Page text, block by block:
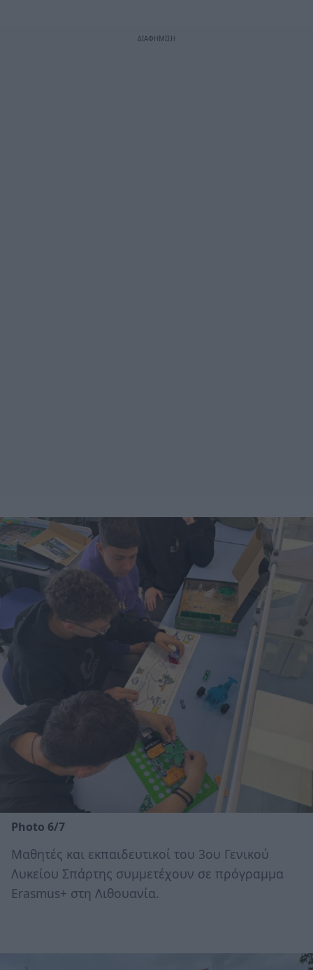
Photo 6/7
Μαθητές και εκπαιδευτικοί του 3ου Γενικού
Λυκείου Σπάρτης συμμετέχουν σε πρόγραμμα
Erasmus+ στη Λιθουανία.